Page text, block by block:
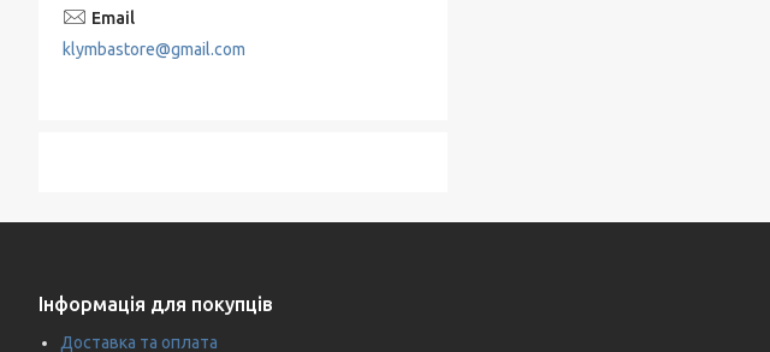
klymbastore@gmail.com
Інформація для покупців
Доставка та оплата